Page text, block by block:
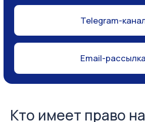
Кто имеет право на